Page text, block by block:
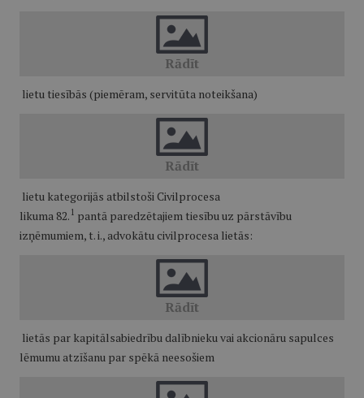
lietu tiesībās (piemēram, servitūta noteikšana)
lietu kategorijās atbilstoši Civilprocesa
likuma 82. 1 pantā paredzētajiem tiesību uz pārstāvību
izņēmumiem, t. i., advokātu civilprocesa lietās:
lietās par kapitālsabiedrību dalībnieku vai akcionāru sapulces
lēmumu atzīšanu par spēkā neesošiem